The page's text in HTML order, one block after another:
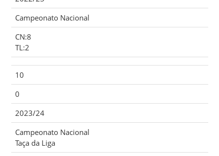
Campeonato Nacional
CN:8
TL:2
10
0
2023/24
Campeonato Nacional
Taça da Liga